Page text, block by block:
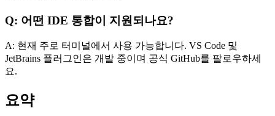
Q: 어떤 IDE 통합이 지원되나요?
A: 현재 주로 터미널에서 사용 가능합니다. VS Code 및
JetBrains 플러그인은 개발 중이며 공식 GitHub를 팔로우하세
요.
요약